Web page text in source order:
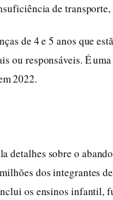
de transporte,
de 4 e 5 anos que
ou responsáveis. É
2022.
detalhes sobre o
dos integrantes
os ensinos infantil,